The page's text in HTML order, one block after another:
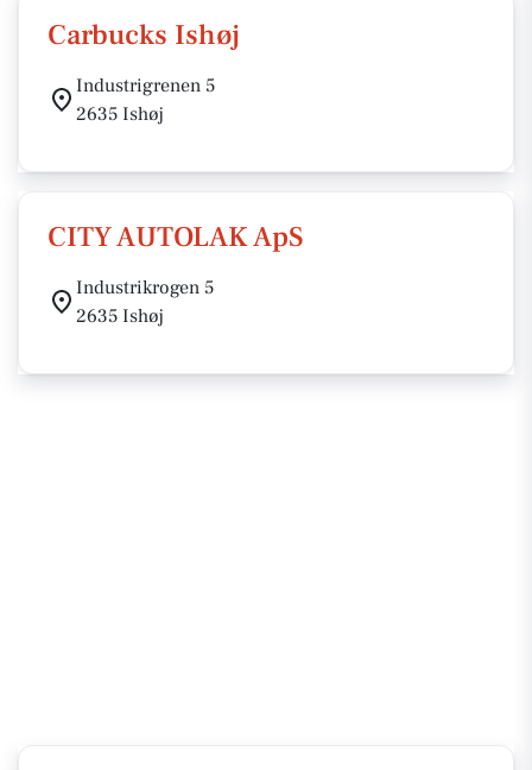
Carbucks Ishøj
Industrigrenen 5
2635 Ishøj
CITY AUTOLAK ApS
Industrikrogen 5
2635 Ishøj